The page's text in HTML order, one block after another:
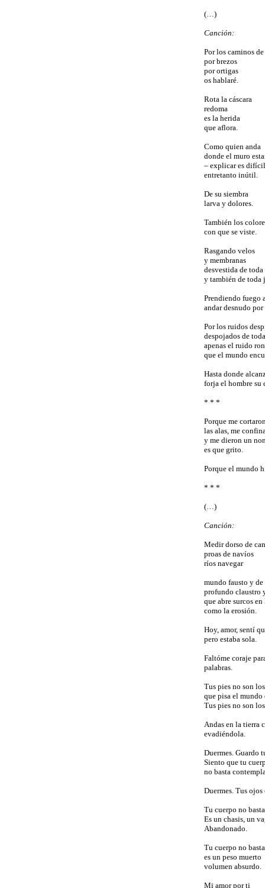
(…)
Canción:
Por los caminos
por brezos
por ortigas
os hablaré.
Rota la cáscara
redoma
es la herida
que aflora.
Como quien anda
donde el muro
– explicar es difícil
entretanto inútil.
De su siembra
larva y dolores.
También los
con que se viste.
Rasgando velos
y membranas
desvestida de
y también de toda
Prendiendo fuego
andar desnudo por
Por los ruidos
despojados de
apenas el ruido
que el mundo
Hasta donde
forja el hombre su
* * *
Porque me
las alas, me
y me dieron un
es que grito.
Porque el mundo
* * *
(…)
Canción:
Medir dorso de
proas de navíos
ríos navegar
mundo fausto y de
profundo claustro
que abre surcos
como la erosión.
Hoy, amor, sentí
pero estaba sola.
Faltóme coraje
palabras.
Tus pies no son
que pisa el
Tus pies no son
Andas en la tierra
evadiéndola.
Duermes. Guardo
Siento que tu
no basta
Duermes. Tus
Tu cuerpo no
Es un chasis, un
Abandonado.
Tu cuerpo no basta
es un peso muerto
volumen absurdo.
Mi amor por ti